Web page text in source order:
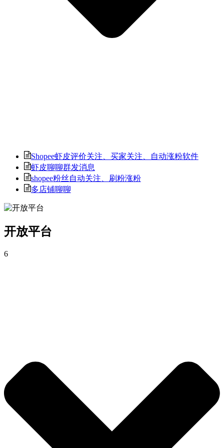
Shopee虾皮评价关注、买家关注、自动涨粉软件
虾皮聊聊群发消息
shopee粉丝自动关注、刷粉涨粉
多店铺聊聊
开放平台
6